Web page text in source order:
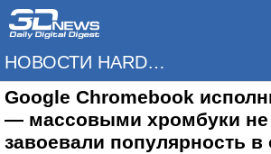
НОВОСТИ HARDWARE
Google Chromebook
— массовыми хромбуки не
завоевали популярность в